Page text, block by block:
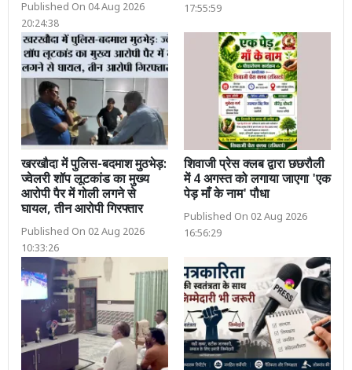
Published On 04 Aug 2026
20:24:38
17:55:59
खरखौदा में पुलिस-बदमाश मुठभेड़:
ज्वेलरी शॉप लूटकांड का मुख्य
आरोपी पैर में गोली लगने से
घायल, तीन आरोपी गिरफ्तार
Published On 02 Aug 2026
10:33:26
शिवाजी प्रेस क्लब द्वारा छछरौली
में 4 अगस्त को लगाया जाएगा 'एक
पेड़ माँ के नाम' पौधा
Published On 02 Aug 2026
16:56:29